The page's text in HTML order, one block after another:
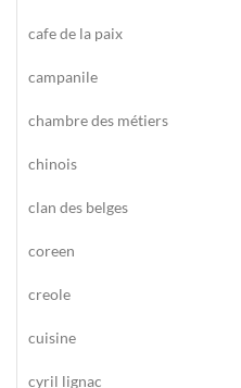
cafe de la paix
campanile
chambre des métiers
chinois
clan des belges
coreen
creole
cuisine
cyril lignac